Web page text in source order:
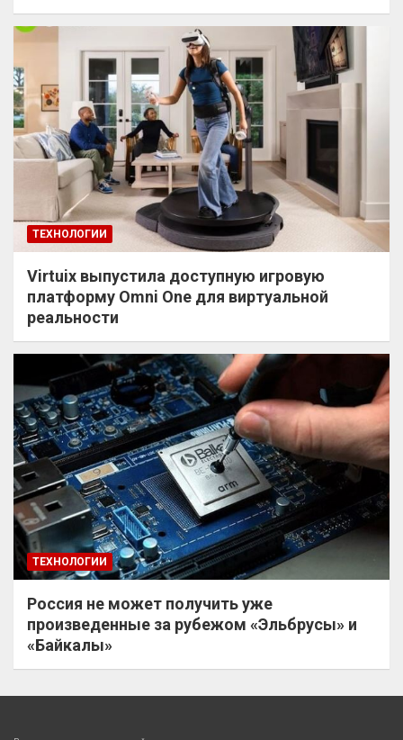
ТЕХНОЛОГИИ
Virtuix выпустила доступную игровую
платформу Omni One для виртуальной
реальности
ТЕХНОЛОГИИ
Россия не может получить уже
произведенные за рубежом «Эльбрусы» и
«Байкалы»